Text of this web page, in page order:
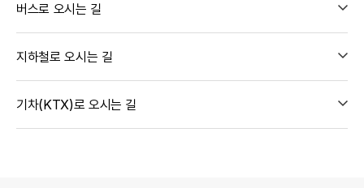
버스로 오시는 길
지하철로 오시는 길
기차(KTX)로 오시는 길